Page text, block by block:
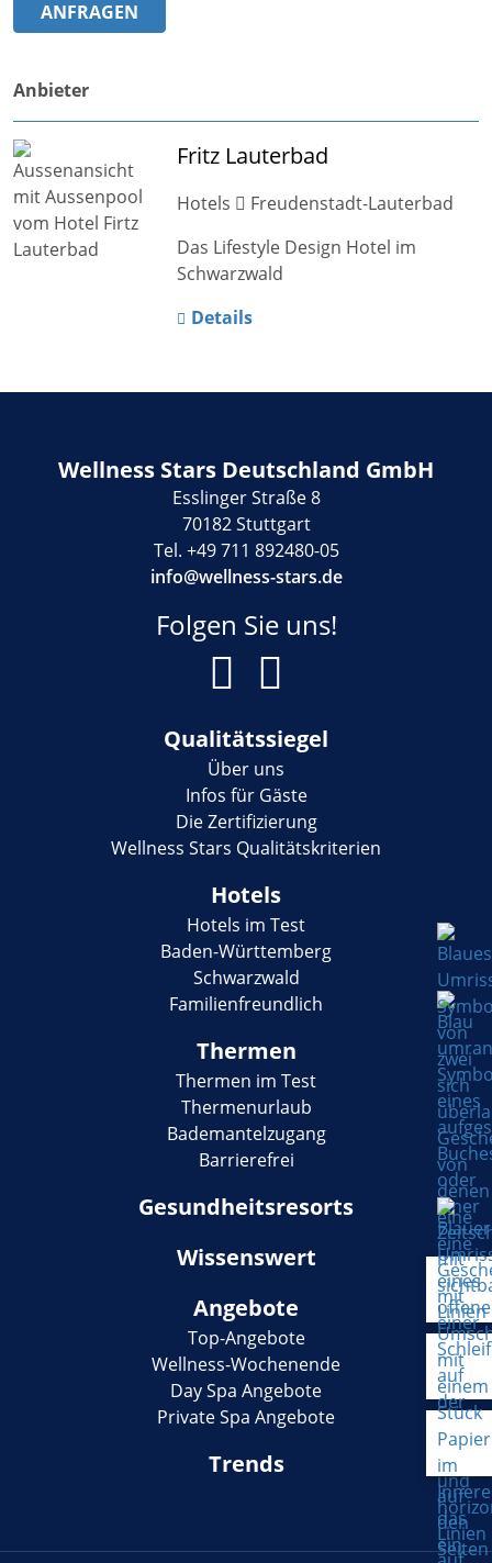
ANFRAGEN
Anbieter
Fritz Lauterbad
Hotels
Freudenstadt-Lauterbad
Das Lifestyle Design Hotel im
Schwarzwald
Details
Wellness Stars Deutschland GmbH
Esslinger Straße 8
70182 Stuttgart
Tel. +49 711 892480-05
info@wellness-stars.de
Folgen Sie uns!
Qualitätssiegel
Über uns
Infos für Gäste
Die Zertifizierung
Wellness Stars Qualitätskriterien
Hotels
Hotels im Test
Baden-Württemberg
Schwarzwald
Familienfreundlich
Thermen
Thermen im Test
Thermenurlaub
Bademantelzugang
Barrierefrei
Gesundheitsresorts
Wissenswert
Angebote
Top-Angebote
Wellness-Wochenende
Day Spa Angebote
Private Spa Angebote
Trends